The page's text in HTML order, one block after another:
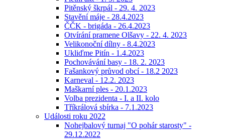
Pitěnský škrpál - 29. 4. 2023
Stavění máje - 28.4.2023
ČČK - brigáda - 26.4.2023
Otvírání pramene Olšavy - 22. 4. 2023
Velikonoční dílny - 8.4.2023
Ukliďme Pitín - 1.4.2023
Pochovávání basy - 18. 2. 2023
Fašankový průvod obcí - 18.2 2023
Karneval - 12.2. 2023
Maškarní ples - 20.1.2023
Volba prezidenta - I. a II. kolo
Tříkrálová sbírka - 7.1.2023
Události roku 2022
Nohejbalový turnaj "O pohár starosty" -
29.12.2022